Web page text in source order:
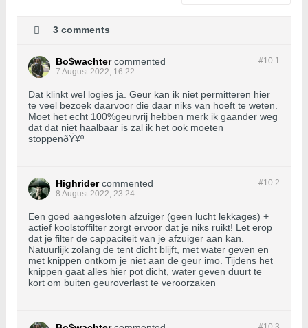
3 comments
#10.1
Bo$wachter commented
7 August 2022, 16:22
Dat klinkt wel logies ja. Geur kan ik niet permitteren hier
te veel bezoek daarvoor die daar niks van hoeft te weten.
Moet het echt 100%geurvrij hebben merk ik gaander weg
dat dat niet haalbaar is zal ik het ook moeten
stoppenðŸ¥º
#10.2
Highrider commented
8 August 2022, 23:24
Een goed aangesloten afzuiger (geen lucht lekkages) +
actief koolstoffilter zorgt ervoor dat je niks ruikt! Let erop
dat je filter de cappaciteit van je afzuiger aan kan.
Natuurlijk zolang de tent dicht blijft, met water geven en
met knippen ontkom je niet aan de geur imo. Tijdens het
knippen gaat alles hier pot dicht, water geven duurt te
kort om buiten geuroverlast te veroorzaken